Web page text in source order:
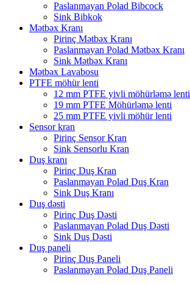
Paslanmayan Polad Bibcock
Sink Bibkok
Mətbəx Kranı
Pirinç Mətbəx Kranı
Paslanmayan Polad Mətbəx Kranı
Sink Mətbəx Kranı
Mətbəx Lavabosu
PTFE möhür lenti
12 mm PTFE yivli möhürləmə lenti
19 mm PTFE Möhürləmə lenti
25 mm PTFE yivli möhür lenti
Sensor kran
Pirinç Sensor Kran
Sink Sensorlu Kran
Duş kranı
Pirinç Duş Kran
Paslanmayan Polad Duş Kran
Sink Duş Kranı
Duş dəsti
Pirinç Duş Dəsti
Paslanmayan Polad Duş Dəsti
Sink Duş Dəsti
Duş paneli
Pirinç Duş Paneli
Paslanmayan Polad Duş Paneli